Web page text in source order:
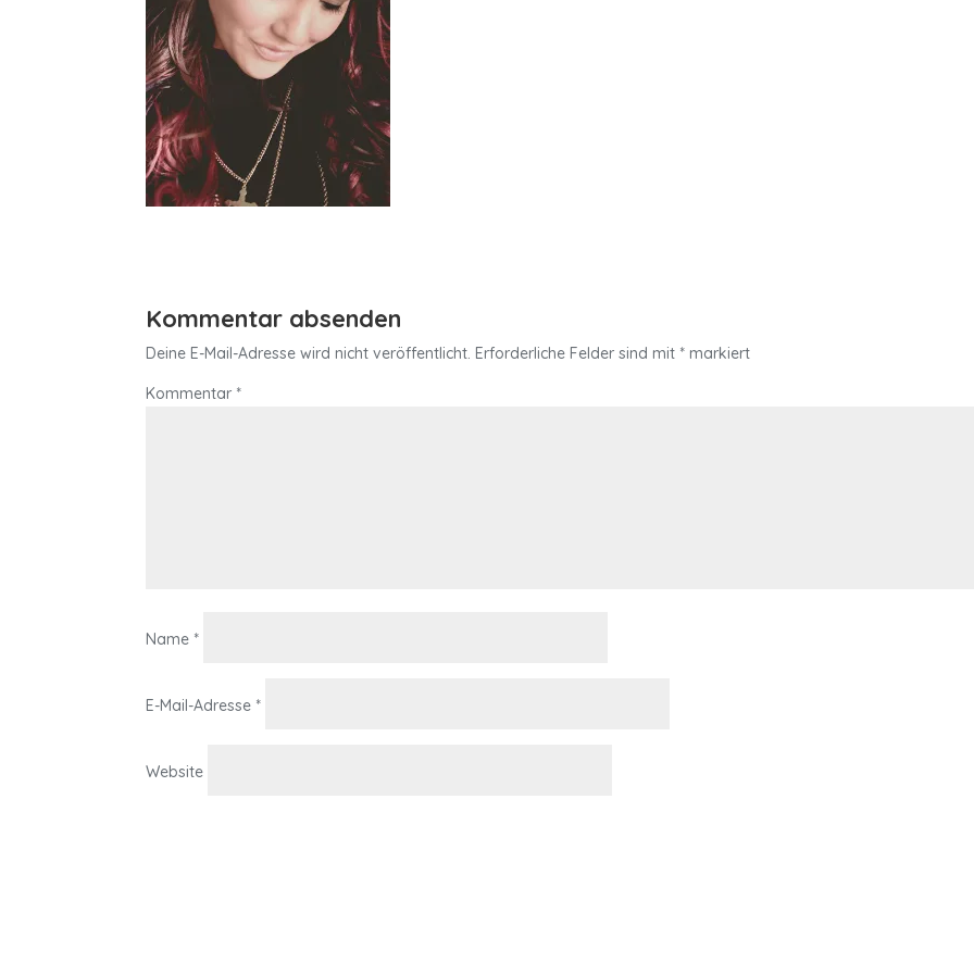
Kommentar absenden
Deine E-Mail-Adresse wird nicht veröffentlicht. Erforderliche Felder sind mit * markiert
Kommentar *
Name *
E-Mail-Adresse *
Website